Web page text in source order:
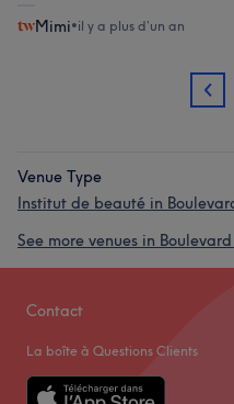
Mimi•il y a plus d’un an
1
Venue Type
Institut de beauté in
See more venues in
Contact
La boîte à Questions Clients